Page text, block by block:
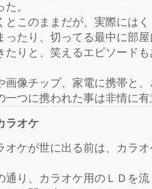
。
とこのままだが、実際には
ったり、切ってる最中に部
たりと、笑えるエピソード
画像チップ、家電に携帯と
一つに携われた事は非情に
ラオケ
オケが世に出る前は、カラ
通り、カラオケ用のＬＤを